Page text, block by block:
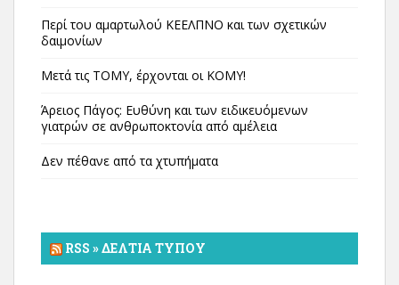
Περί του αμαρτωλού ΚΕΕΛΠΝΟ και των σχετικών
δαιμονίων
Μετά τις ΤΟΜΥ, έρχονται οι ΚΟΜΥ!
Άρειος Πάγος: Ευθύνη και των ειδικευόμενων
γιατρών σε ανθρωποκτονία από αμέλεια
Δεν πέθανε από τα χτυπήματα
RSS » ΔΕΛΤΊΑ ΤΎΠΟΥ